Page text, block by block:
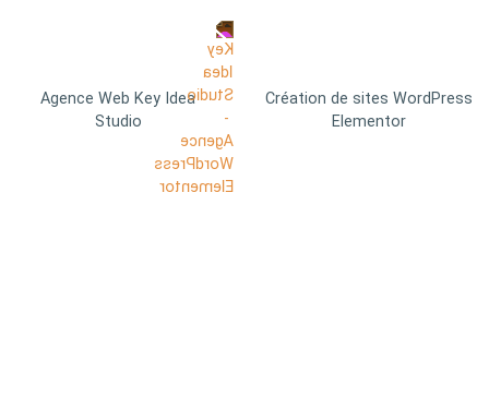
Agence Web Key Idea
Studio
Création de sites WordPress
Elementor